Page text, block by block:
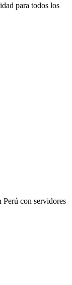
para todos los
Perú con servidores